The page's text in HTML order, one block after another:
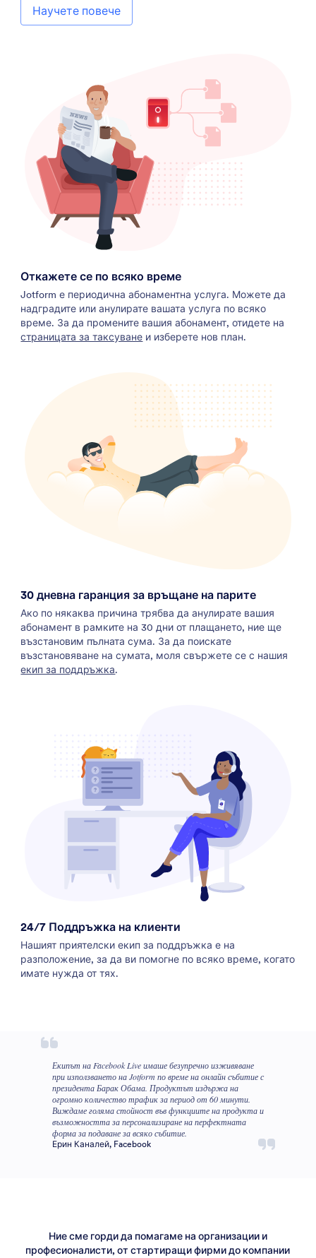
Научете повече
Откажете се по всяко време
Jotform е периодична абонаментна услуга. Можете да
надградите или анулирате вашата услуга по всяко
време. За да промените вашия абонамент, отидете на
страницата за таксуване и изберете нов план.
30 дневна гаранция за връщане на парите
Ако по някаква причина трябва да анулирате вашия
абонамент в рамките на 30 дни от плащането, ние ще
възстановим пълната сума. За да поискате
възстановяване на сумата, моля свържете се с нашия
екип за поддръжка.
24/7 Поддръжка на клиенти
Нашият приятелски екип за поддръжка е на
разположение, за да ви помогне по всяко време, когато
имате нужда от тях.
Екипът на Facebook Live имаше безупречно изживяване
при използването на Jotform по време на онлайн събитие с
президента Барак Обама. Продуктът издържа на
огромно количество трафик за период от 60 минути.
Виждаме голяма стойност във функциите на продукта и
възможността за персонализиране на перфектната
форма за подаване за всяко събитие.
Ерин Каналей, Facebook
Ние сме горди да помагаме на организации и
професионалисти, от стартиращи фирми до компании